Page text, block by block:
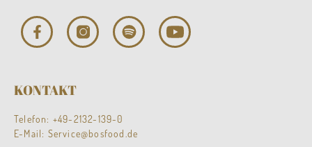
KONTAKT
Telefon: +49-2132-139-0
E-Mail: Service@bosfood.de